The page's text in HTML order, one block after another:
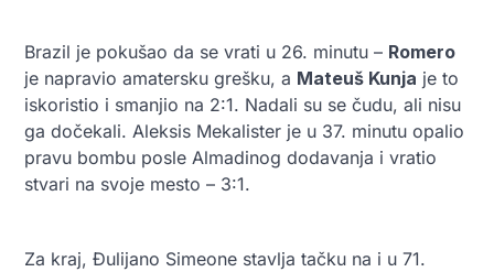
Brazil je pokušao da se vrati u 26. minutu – Romero
je napravio amatersku grešku, a Mateuš Kunja je to
iskoristio i smanjio na 2:1. Nadali su se čudu, ali nisu
ga dočekali. Aleksis Mekalister je u 37. minutu opalio
pravu bombu posle Almadinog dodavanja i vratio
stvari na svoje mesto – 3:1.
Za kraj, Đulijano Simeone stavlja tačku na i u 71.